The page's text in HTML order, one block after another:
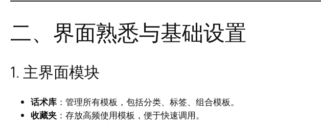
二、界面熟悉与基础设置
1. 主界面模块
话术库 ：管理所有模板，包括分类、标签、组合模板。
收藏夹 ：存放高频使用模板，便于快速调用。